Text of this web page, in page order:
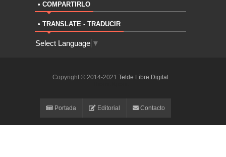
• COMPARTIRLO
• TRANSLATE - TRADUCIR
Select Language ▼
Copyright © 2014-2021 Telde Libre Digital
Portada Editorial Contacto